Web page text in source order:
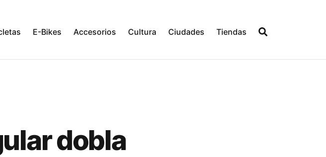
E-Bikes Accesorios Cultura Ciudades Tiendas
dobla